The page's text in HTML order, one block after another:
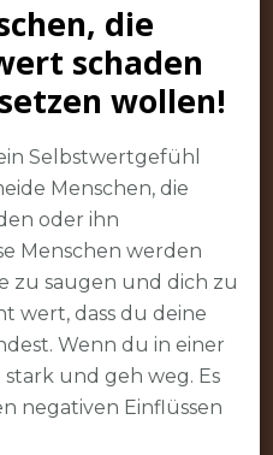
die
schaden
wollen!
Selbstwertgefühl
Menschen, die
oder ihn
Menschen werden
zu saugen und dich zu
wert, dass du deine
Wenn du in einer
stark und geh weg. Es
negativen Einflüssen